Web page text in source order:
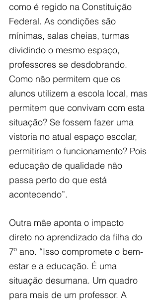
como é regido na Constituição
Federal. As condições são
mínimas, salas cheias, turmas
dividindo o mesmo espaço,
professores se desdobrando.
Como não permitem que os
alunos utilizem a escola local, mas
permitem que convivam com esta
situação? Se fossem fazer uma
vistoria no atual espaço escolar,
permitiriam o funcionamento? Pois
educação de qualidade não
passa perto do que está
acontecendo”.
Outra mãe aponta o impacto
direto no aprendizado da filha do
7º ano. “Isso compromete o bem-
estar e a educação. É uma
situação desumana. Um quadro
para mais de um professor. A